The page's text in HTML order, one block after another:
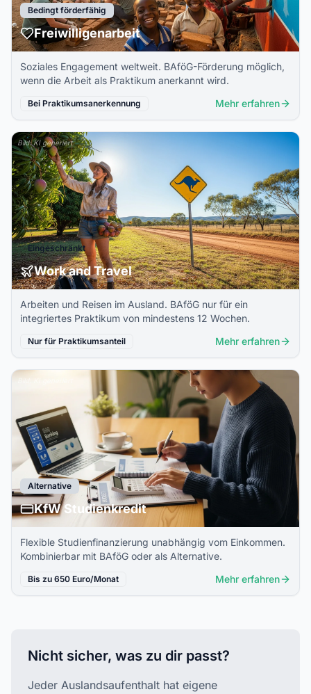
Bedingt förderfähig
Freiwilligenarbeit
Soziales Engagement weltweit. BAföG-Förderung möglich,
wenn die Arbeit als Praktikum anerkannt wird.
Bei Praktikumsanerkennung Mehr erfahren
Bild: KI generiert
Eingeschränkt
Work and Travel
Arbeiten und Reisen im Ausland. BAföG nur für ein
integriertes Praktikum von mindestens 12 Wochen.
Nur für Praktikumsanteil Mehr erfahren
Alternative
KfW Studienkredit
Flexible Studienfinanzierung unabhängig vom Einkommen.
Kombinierbar mit BAföG oder als Alternative.
Bis zu 650 Euro/Monat Mehr erfahren
Nicht sicher, was zu dir passt?
Jeder Auslandsaufenthalt hat eigene